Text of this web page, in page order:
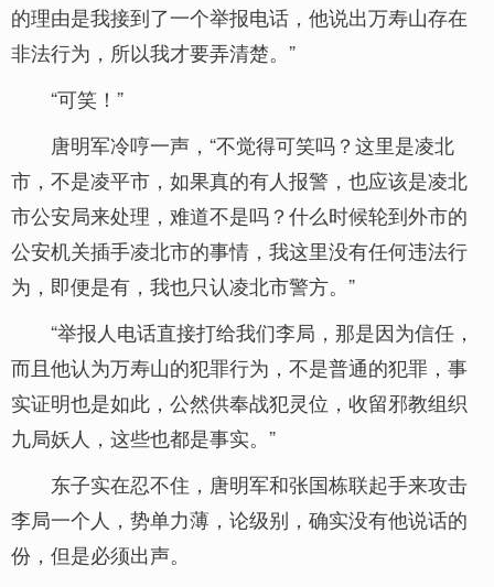
的理由是我接到了一个举报电话，他说出万寿山存在
非法行为，所以我才要弄清楚。”
“可笑！”
唐明军冷哼一声，“不觉得可笑吗？这里是凌北
市，不是凌平市，如果真的有人报警，也应该是凌北
市公安局来处理，难道不是吗？什么时候轮到外市的
公安机关插手凌北市的事情，我这里没有任何违法行
为，即便是有，我也只认凌北市警方。”
“举报人电话直接打给我们李局，那是因为信任，
而且他认为万寿山的犯罪行为，不是普通的犯罪，事
实证明也是如此，公然供奉战犯灵位，收留邪教组织
九局妖人，这些也都是事实。”
东子实在忍不住，唐明军和张国栋联起手来攻击
李局一个人，势单力薄，论级别，确实没有他说话的
份，但是必须出声。